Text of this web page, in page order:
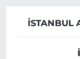
İSTANBUL